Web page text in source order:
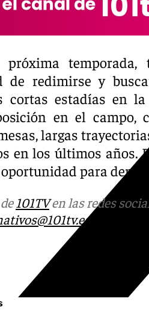
próxima
de redimirse y
cortas estadías en
en el campo,
largas
en los últimos años.
oportunidad para
101TVen las redes